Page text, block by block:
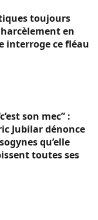
toujours
en
interroge ce fléau
son mec” :
Jubilar dénonce
qu’elle
toutes ses